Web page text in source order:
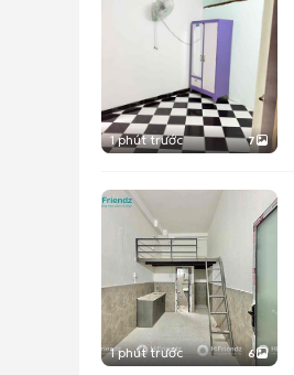
1 phút trước 7
1 phút trước 6